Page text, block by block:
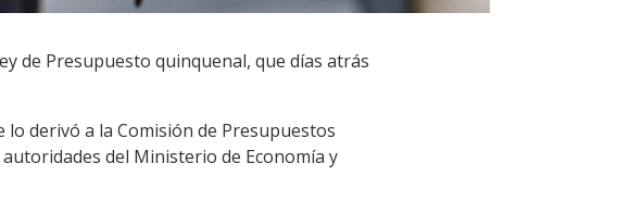
de Presupuesto quinquenal, que días atrás
derivó a la Comisión de Presupuestos
del Ministerio de Economía y